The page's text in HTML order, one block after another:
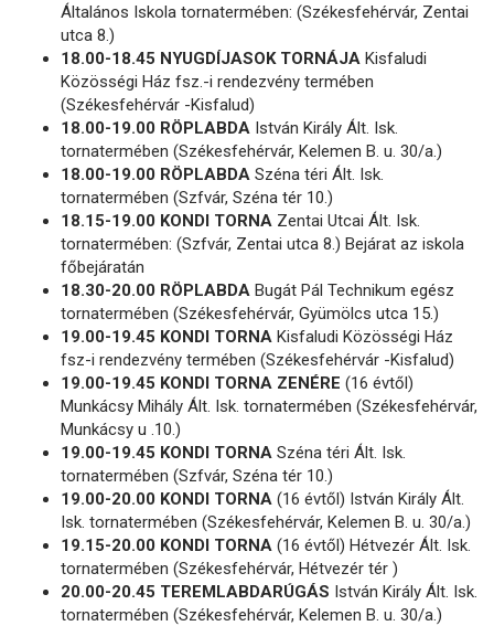
Általános Iskola tornatermében: (Székesfehérvár, Zentai
utca 8.)
18.00-18.45 NYUGDÍJASOK TORNÁJA Kisfaludi
Közösségi Ház fsz.-i rendezvény termében
(Székesfehérvár -Kisfalud)
18.00-19.00 RÖPLABDA István Király Ált. Isk.
tornatermében (Székesfehérvár, Kelemen B. u. 30/a.)
18.00-19.00 RÖPLABDA Széna téri Ált. Isk.
tornatermében (Szfvár, Széna tér 10.)
18.15-19.00 KONDI TORNA Zentai Utcai Ált. Isk.
tornatermében: (Szfvár, Zentai utca 8.) Bejárat az iskola
főbejáratán
18.30-20.00 RÖPLABDA Bugát Pál Technikum egész
tornatermében (Székesfehérvár, Gyümölcs utca 15.)
19.00-19.45 KONDI TORNA Kisfaludi Közösségi Ház
fsz-i rendezvény termében (Székesfehérvár -Kisfalud)
19.00-19.45 KONDI TORNA ZENÉRE (16 évtől)
Munkácsy Mihály Ált. Isk. tornatermében (Székesfehérvár,
Munkácsy u .10.)
19.00-19.45 KONDI TORNA Széna téri Ált. Isk.
tornatermében (Szfvár, Széna tér 10.)
19.00-20.00 KONDI TORNA (16 évtől) István Király Ált.
Isk. tornatermében (Székesfehérvár, Kelemen B. u. 30/a.)
19.15-20.00 KONDI TORNA (16 évtől) Hétvezér Ált. Isk.
tornatermében (Székesfehérvár, Hétvezér tér )
20.00-20.45 TEREMLABDARÚGÁS István Király Ált. Isk.
tornatermében (Székesfehérvár, Kelemen B. u. 30/a.)